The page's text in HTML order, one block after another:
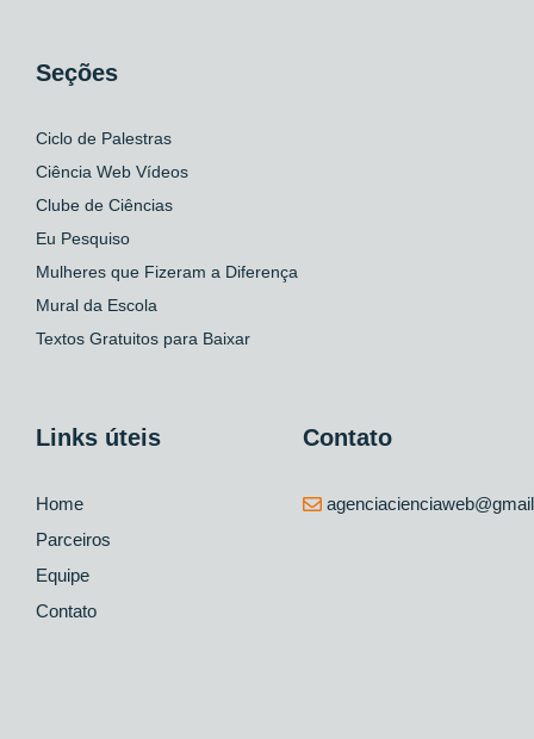
Seções
Ciclo de Palestras
Ciência Web Vídeos
Clube de Ciências
Eu Pesquiso
Mulheres que Fizeram a Diferença
Mural da Escola
Textos Gratuitos para Baixar
Links úteis
Home
Parceiros
Equipe
Contato
Contato